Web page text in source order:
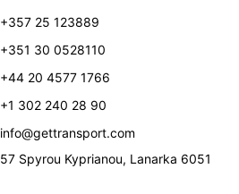
+357 25 123889
+351 30 0528110
+44 20 4577 1766
+1 302 240 28 90
info@gettransport.com
57 Spyrou Kyprianou, Lanarka 6051